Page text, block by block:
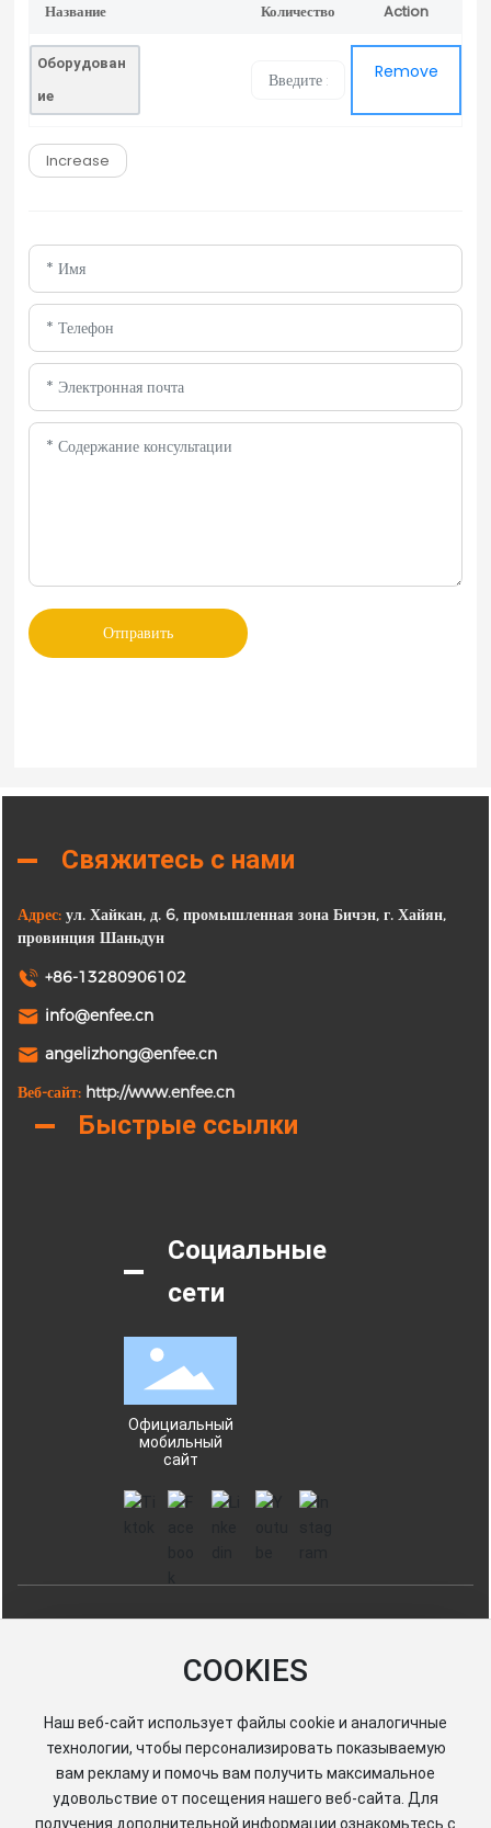
Название
продукта
Количество Action
Remove
Оборудован
ие
Remove
Increase
Отправить
Свяжитесь с нами
Адрес:ул. Хайкан, д. 6, промышленная зона Бичэн, г. Хайян,
провинция Шаньдун
+86-13280906102
info@enfee.cn
angelizhong@enfee.cn
Веб-сайт: http://www.enfee.cn
Быстрые ссылки
Социальные
сети
Официальный
мобильный
сайт
COOKIES
Наш веб-сайт использует файлы cookie и аналогичные
технологии, чтобы персонализировать показываемую
вам рекламу и помочь вам получить максимальное
удовольствие от посещения нашего веб-сайта. Для
получения дополнительной информации ознакомьтесь с
Lu No. 37068702000211